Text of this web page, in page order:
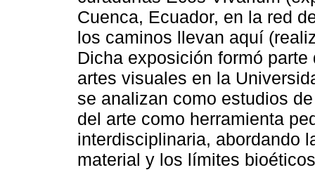
Cuenca, Ecuador, en la red
los caminos llevan aquí
Dicha exposición formó parte
artes visuales en la
se analizan como estudios
del arte como herramienta
interdisciplinaria, abordando
material y los límites